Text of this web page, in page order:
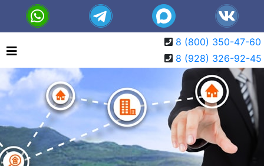
8 (800) 350-47-60
8 (928) 326-92-45